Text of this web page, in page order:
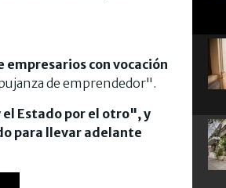
con vocación
de emprendedor".
el Estado por el otro", y
para llevar adelante